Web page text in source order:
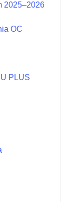
2025–2026
OC
PLUS